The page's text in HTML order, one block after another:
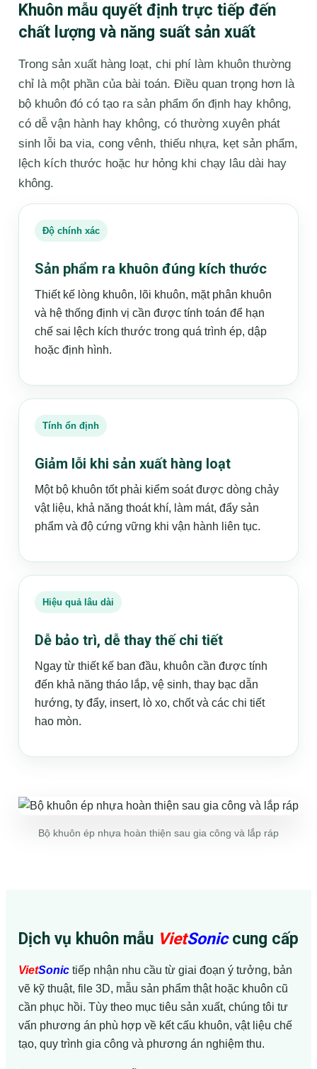
Khuôn mẫu quyết định trực tiếp đến
chất lượng và năng suất sản xuất
Trong sản xuất hàng loạt, chi phí làm khuôn thường
chỉ là một phần của bài toán. Điều quan trọng hơn là
bộ khuôn đó có tạo ra sản phẩm ổn định hay không,
có dễ vận hành hay không, có thường xuyên phát
sinh lỗi ba via, cong vênh, thiếu nhựa, kẹt sản phẩm,
lệch kích thước hoặc hư hỏng khi chạy lâu dài hay
không.
Độ chính xác
Sản phẩm ra khuôn đúng kích thước
Thiết kế lòng khuôn, lõi khuôn, mặt phân khuôn
và hệ thống định vị cần được tính toán để hạn
chế sai lệch kích thước trong quá trình ép, dập
hoặc định hình.
Tính ổn định
Giảm lỗi khi sản xuất hàng loạt
Một bộ khuôn tốt phải kiểm soát được dòng chảy
vật liệu, khả năng thoát khí, làm mát, đẩy sản
phẩm và độ cứng vững khi vận hành liên tục.
Hiệu quả lâu dài
Dễ bảo trì, dễ thay thế chi tiết
Ngay từ thiết kế ban đầu, khuôn cần được tính
đến khả năng tháo lắp, vệ sinh, thay bạc dẫn
hướng, ty đẩy, insert, lò xo, chốt và các chi tiết
hao mòn.
Bộ khuôn ép nhựa hoàn thiện sau gia công và lắp ráp
Dịch vụ khuôn mẫu VietSoniccung cấp
VietSonic tiếp nhận nhu cầu từ giai đoạn ý tưởng, bản
vẽ kỹ thuật, file 3D, mẫu sản phẩm thật hoặc khuôn cũ
cần phục hồi. Tùy theo mục tiêu sản xuất, chúng tôi tư
vấn phương án phù hợp về kết cấu khuôn, vật liệu chế
tạo, quy trình gia công và phương án nghiệm thu.